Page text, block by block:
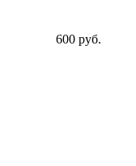
600 руб.